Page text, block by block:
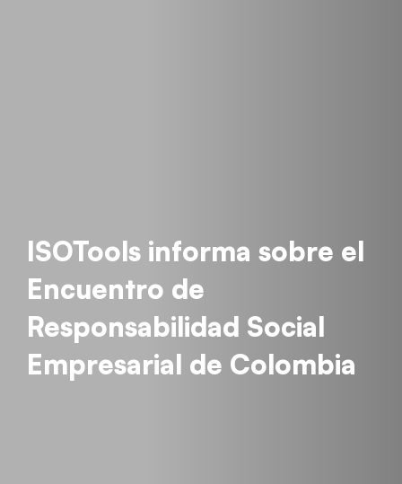
ISOTools informa sobre el
Encuentro de
Responsabilidad Social
Empresarial de Colombia